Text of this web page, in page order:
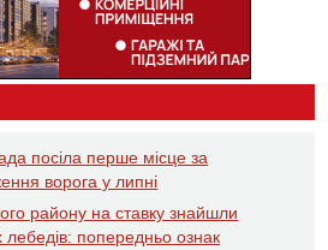
посіла перше місце за
ворога у липні
району на ставку знайшли
попередньо ознак